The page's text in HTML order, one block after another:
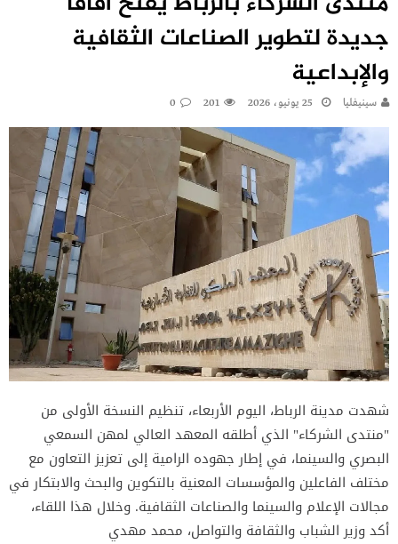
جديدة لتطوير الصناعات الثقافية
والإبداعية
سينيفليا 25 يونيو، 2026 201
0
شهدت مدينة الرباط، اليوم الأربعاء، تنظيم النسخة الأولى من
"منتدى الشركاء" الذي أطلقه المعهد العالي لمهن السمعي
البصري والسينما، في إطار جهوده الرامية إلى تعزيز التعاون مع
مختلف الفاعلين والمؤسسات المعنية بالتكوين والبحث والابتكار في
مجالات الإعلام والسينما والصناعات الثقافية. وخلال هذا اللقاء،
أكد وزير الشباب والثقافة والتواصل، محمد مهدي